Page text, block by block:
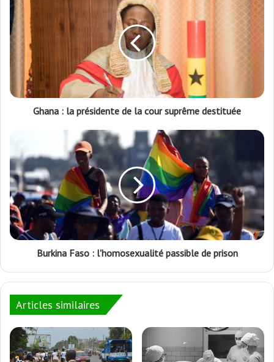
Ghana : la présidente de la cour suprême destituée
Burkina Faso : l'homosexualité passible de prison
Articles similaires